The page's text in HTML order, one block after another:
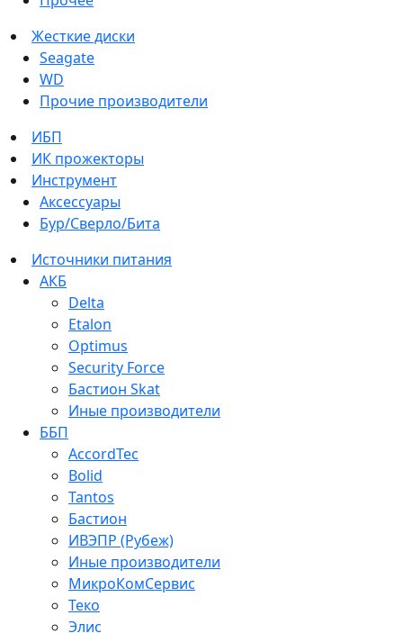
Жесткие диски
Seagate
WD
Прочие производители
ИБП
ИК прожекторы
Инструмент
Аксессуары
Бур/Сверло/Бита
Источники питания
АКБ
Delta
Etalon
Optimus
Security Force
Бастион Skat
Иные производители
ББП
AccordTec
Bolid
Tantos
Бастион
ИВЭПР (Рубеж)
Иные производители
МикроКомСервис
Теко
Элис